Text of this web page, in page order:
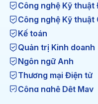
Công nghệ Kỹ thuật
Công nghệ Kỹ thuật
Kế toán
Quản trị Kinh doanh
Ngôn ngữ Anh
Thương mại Điện tử
Công nghệ Dệt May